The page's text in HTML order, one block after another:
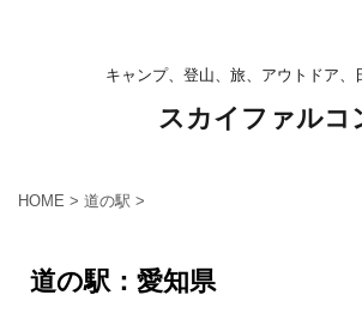
キャンプ、登山、旅、アウトドア、
スカイファルコ
HOME > 道の駅 >
道の駅：愛知県